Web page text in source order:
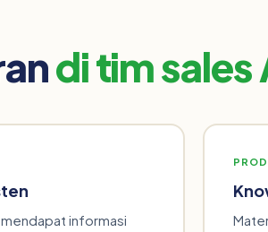
di tim sales
informasi